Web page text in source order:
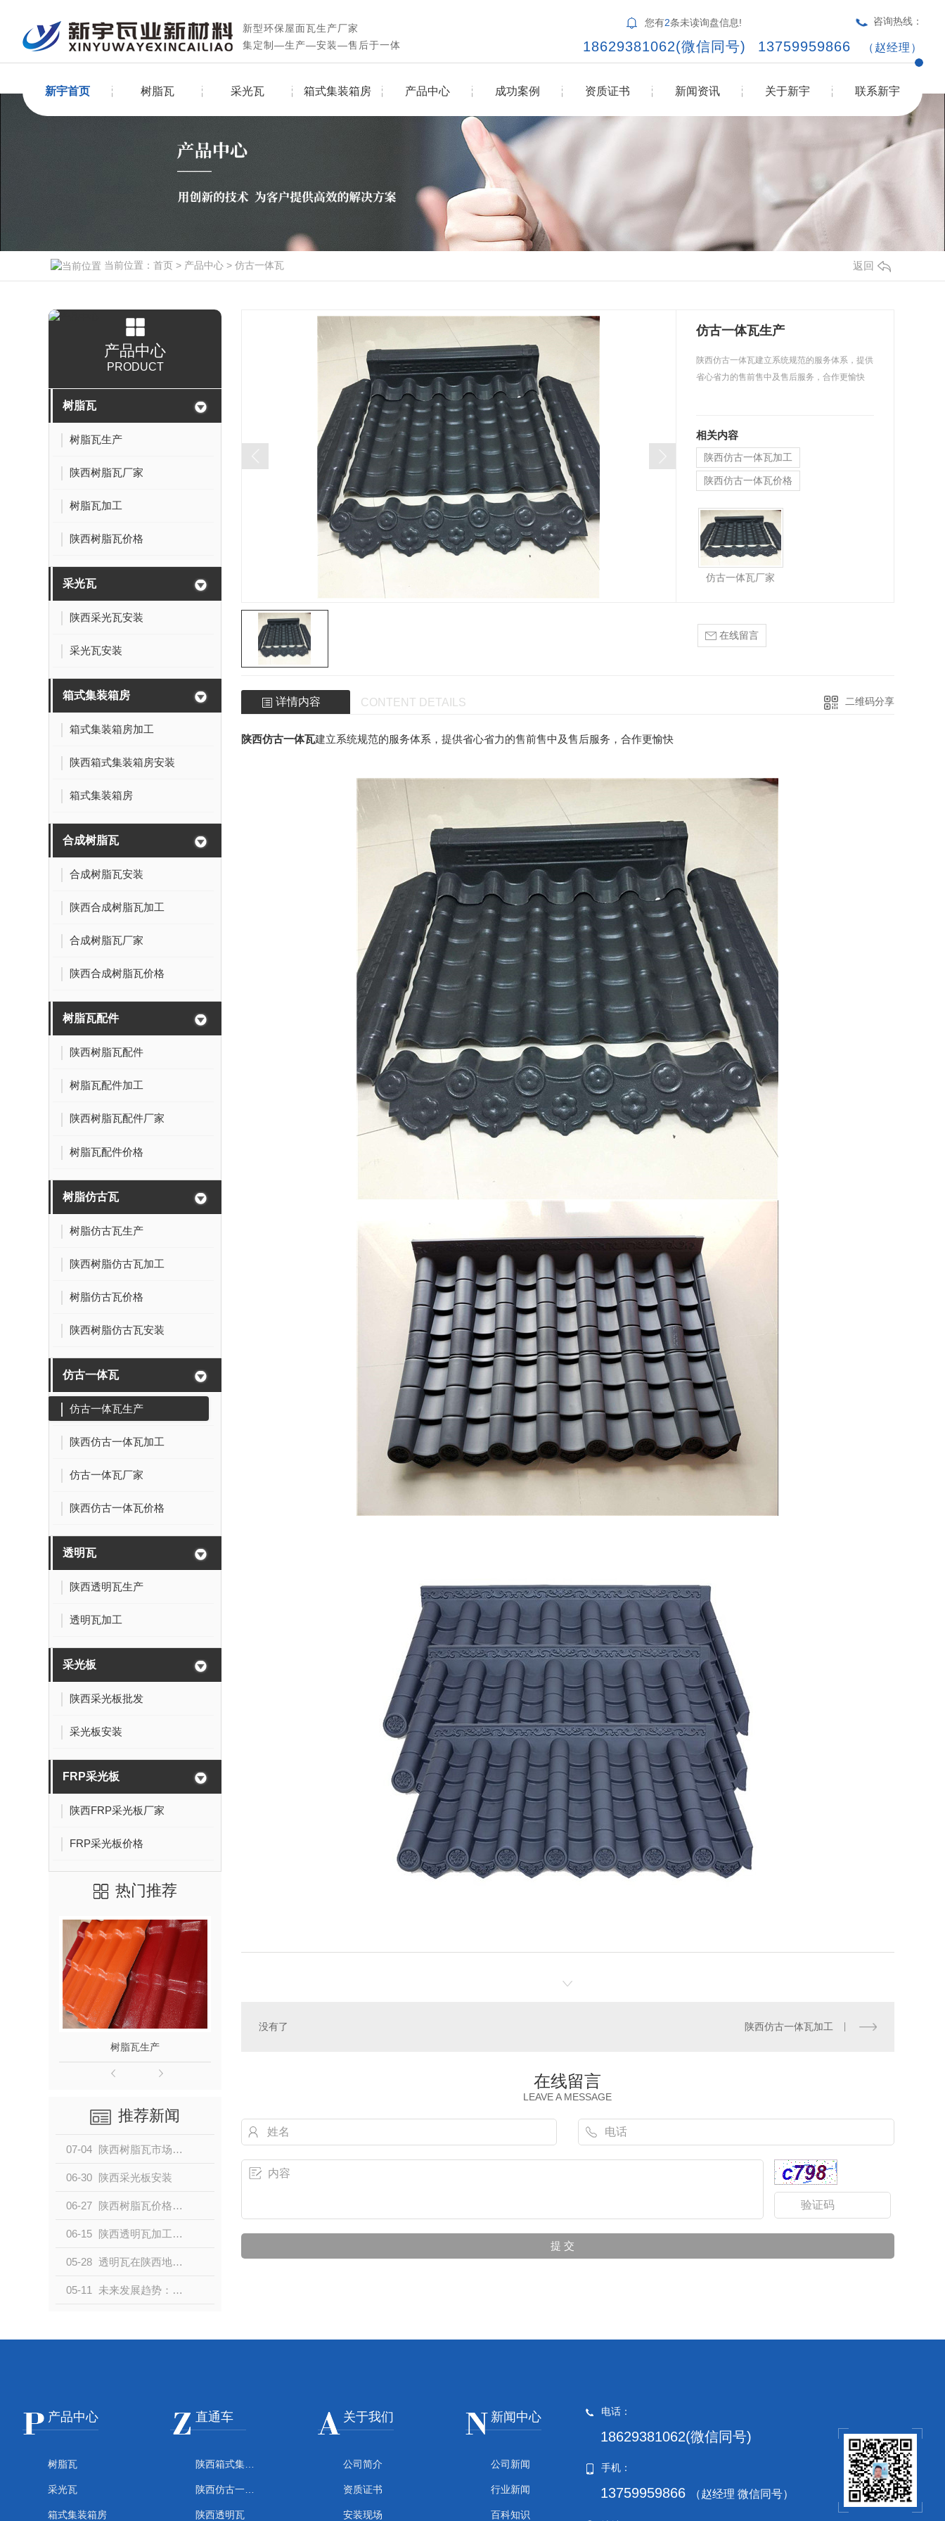
新型环保屋面瓦生产厂家
集定制—生产—安装—售后于一体
您有2条未读询盘信息! 咨询热线：
18629381062(微信同号) 13759959866 （赵经理）
新宇首页 树脂瓦 采光瓦 箱式集装箱房 产品中心 成功案例 资质证书 新闻资讯 关于新宇 联系新宇
当前位置： 首页 > 产品中心 > 仿古一体瓦 返回
产品中心
PRODUCT
树脂瓦
树脂瓦生产
陕西树脂瓦厂家
树脂瓦加工
陕西树脂瓦价格
采光瓦
陕西采光瓦安装
采光瓦安装
箱式集装箱房
箱式集装箱房加工
陕西箱式集装箱房安装
箱式集装箱房
合成树脂瓦
合成树脂瓦安装
陕西合成树脂瓦加工
合成树脂瓦厂家
陕西合成树脂瓦价格
树脂瓦配件
陕西树脂瓦配件
树脂瓦配件加工
陕西树脂瓦配件厂家
树脂瓦配件价格
树脂仿古瓦
树脂仿古瓦生产
陕西树脂仿古瓦加工
树脂仿古瓦价格
陕西树脂仿古瓦安装
仿古一体瓦
仿古一体瓦生产
陕西仿古一体瓦加工
仿古一体瓦厂家
陕西仿古一体瓦价格
透明瓦
陕西透明瓦生产
透明瓦加工
采光板
陕西采光板批发
采光板安装
FRP采光板
陕西FRP采光板厂家
FRP采光板价格
热门推荐
树脂瓦生产
推荐新闻
07-04 陕西树脂瓦市场行情动态
06-30 陕西采光板安装
06-27 陕西树脂瓦价格趋势分析
06-15 陕西透明瓦加工行业的现状与挑战
05-28 透明瓦在陕西地区的应用与加工工艺解析
05-11 未来发展趋势：陕西透明瓦加工业的展望
仿古一体瓦生产
陕西仿古一体瓦建立系统规范的服务体系，提供
省心省力的售前售中及售后服务，合作更愉快
相关内容
陕西仿古一体瓦加工
陕西仿古一体瓦价格
仿古一体瓦厂家
在线留言
详情内容 CONTENT DETAILS 二维码分享
陕西仿古一体瓦建立系统规范的服务体系，提供省心省力的售前售中及售后服务，合作更愉快
没有了 陕西仿古一体瓦加工
在线留言
LEAVE A MESSAGE
产品中心
树脂瓦
采光瓦
箱式集装箱房
直通车
陕西箱式集装箱房
陕西仿古一体瓦
陕西透明瓦
关于我们
公司简介
资质证书
安装现场
新闻中心
公司新闻
行业新闻
百科知识
电话：
18629381062(微信同号)
手机：
13759959866 （赵经理 微信同号）